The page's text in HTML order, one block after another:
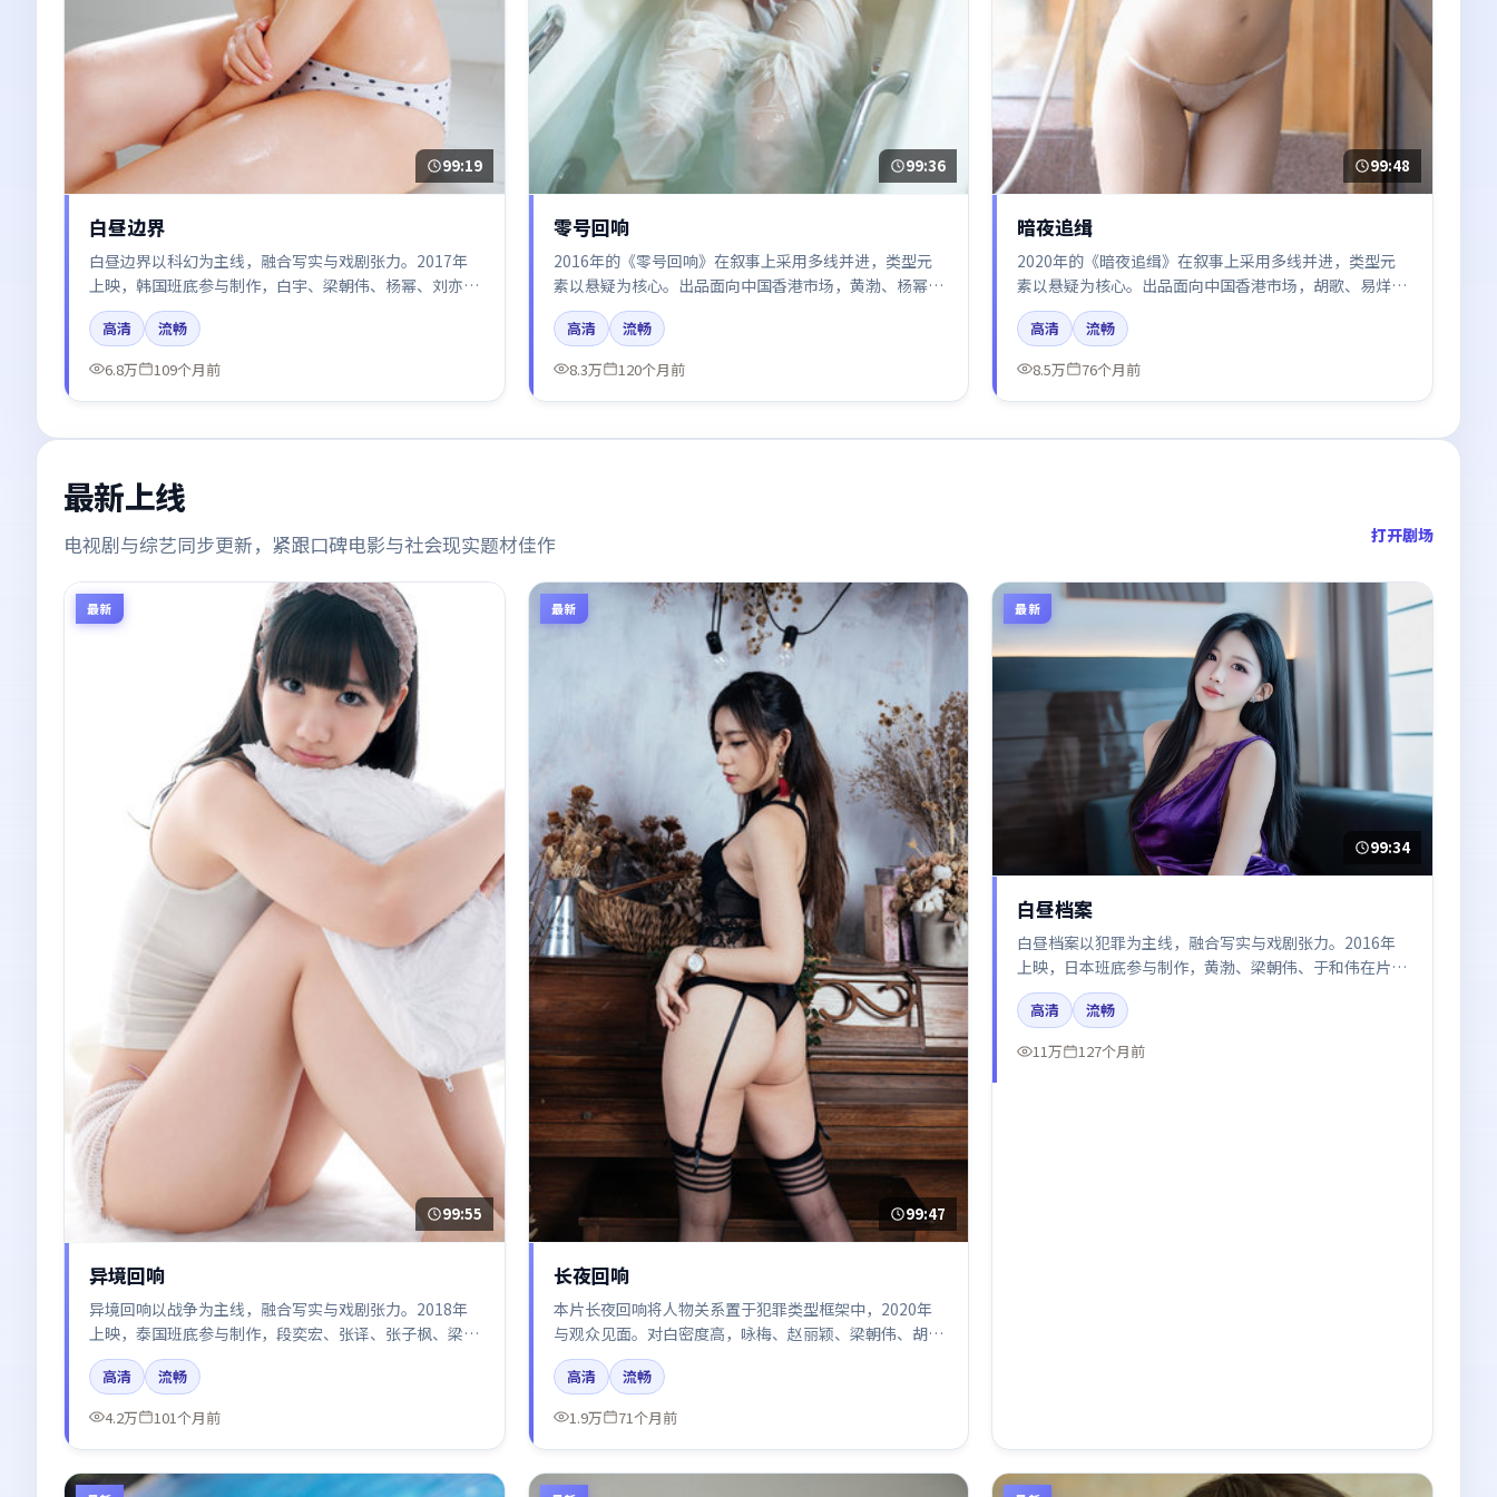
99:19
白昼边界
白昼边界以科幻为主线，融合写实与戏剧张力。2017年
上映，韩国班底参与制作，白宇、梁朝伟、杨幂、刘亦菲
在片中呈现细腻表演，影像风格统一，配乐与剪辑强化了
情绪曲线。
高清
流畅
6.8万
109个月前
99:36
零号回响
2016年的《零号回响》在叙事上采用多线并进，类型元
素以悬疑为核心。出品面向中国香港市场，黄渤、杨幂、
迪丽热巴、雷佳音所饰角色推动关键反转，结尾留白引发
讨论。
高清
流畅
8.3万
120个月前
99:48
暗夜追缉
2020年的《暗夜追缉》在叙事上采用多线并进，类型元
素以悬疑为核心。出品面向中国香港市场，胡歌、易烊千
玺、杨幂、河正宇所饰角色推动关键反转，结尾留白引发
讨论。
高清
流畅
8.5万
76个月前
最新上线
电视剧与综艺同步更新，紧跟口碑电影与社会现实题材佳作 打开剧场
最新
99:55
异境回响
异境回响以战争为主线，融合写实与戏剧张力。2018年
上映，泰国班底参与制作，段奕宏、张译、张子枫、梁朝
伟、咏梅在片中呈现细腻表演，影像风格统一，配乐与剪
辑强化了情绪曲线。
高清
流畅
4.2万
101个月前
最新
99:47
长夜回响
本片长夜回响将人物关系置于犯罪类型框架中，2020年
与观众见面。对白密度高，咏梅、赵丽颖、梁朝伟、胡歌
的台词节奏值得关注；整体气质偏美国都市与冷色调摄
影。
高清
流畅
1.9万
71个月前
最新
99:34
白昼档案
白昼档案以犯罪为主线，融合写实与戏剧张力。2016年
上映，日本班底参与制作，黄渤、梁朝伟、于和伟在片中
呈现细腻表演，影像风格统一，配乐与剪辑强化了情绪曲
线。
高清
流畅
11万
127个月前